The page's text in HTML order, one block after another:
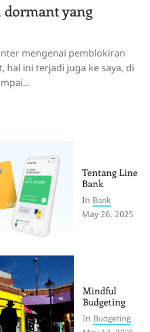
dormant yang
mengenai pemblokiran
hal ini terjadi juga ke saya, di
Tentang Line
Bank
In Bank
May 26, 2025
Mindful
Budgeting
In Budgeting